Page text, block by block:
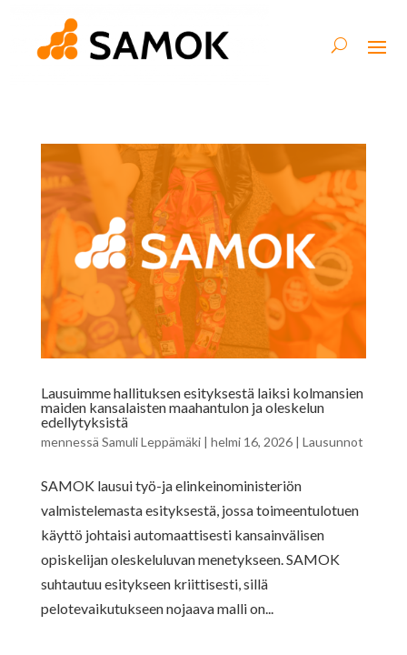
Lausuimme hallituksen esityksestä laiksi kolmansien
maiden kansalaisten maahantulon ja oleskelun
edellytyksistä
mennessä Samuli Leppämäki| helmi 16, 2026| Lausunnot
SAMOK lausui työ-ja elinkeinoministeriön
valmistelemasta esityksestä, jossa toimeentulotuen
käyttö johtaisi automaattisesti kansainvälisen
opiskelijan oleskeluluvan menetykseen. SAMOK
suhtautuu esitykseen kriittisesti, sillä
pelotevaikutukseen nojaava malli on...